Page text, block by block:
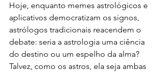
Hoje, enquanto memes astrológicos e
aplicativos democratizam os signos,
astrólogos tradicionais reacendem o
debate: seria a astrologia uma ciência
do destino ou um espelho da alma?
Talvez, como os astros, ela seja ambas